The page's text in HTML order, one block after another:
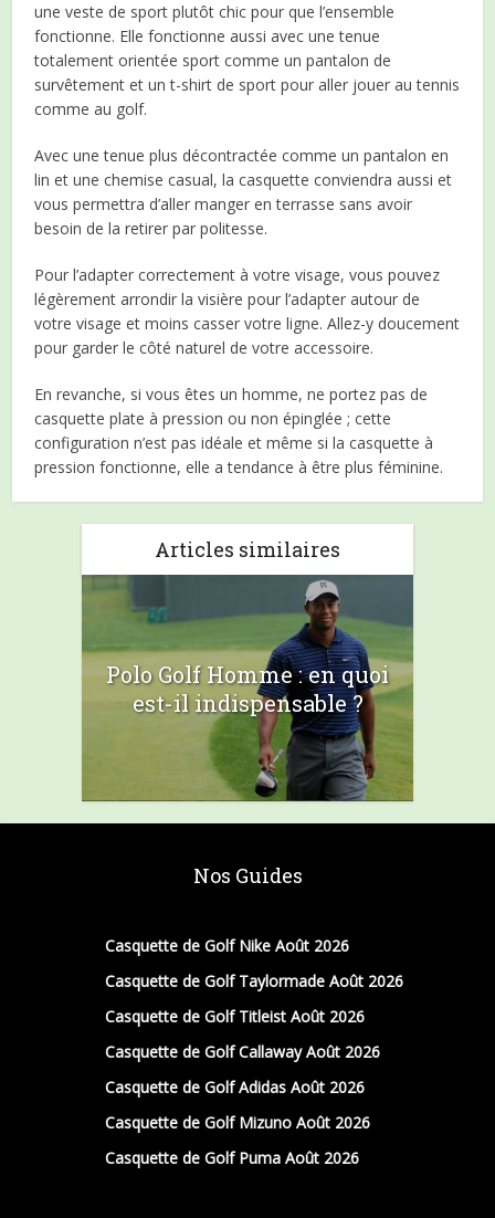
une veste de sport plutôt chic pour que l’ensemble
fonctionne. Elle fonctionne aussi avec une tenue
totalement orientée sport comme un pantalon de
survêtement et un t-shirt de sport pour aller jouer au tennis
comme au golf.
Avec une tenue plus décontractée comme un pantalon en
lin et une chemise casual, la casquette conviendra aussi et
vous permettra d’aller manger en terrasse sans avoir
besoin de la retirer par politesse.
Pour l’adapter correctement à votre visage, vous pouvez
légèrement arrondir la visière pour l’adapter autour de
votre visage et moins casser votre ligne. Allez-y doucement
pour garder le côté naturel de votre accessoire.
En revanche, si vous êtes un homme, ne portez pas de
casquette plate à pression ou non épinglée ; cette
configuration n’est pas idéale et même si la casquette à
pression fonctionne, elle a tendance à être plus féminine.
Articles similaires
Polo Golf Homme : en quoi
est-il indispensable ?
Nos Guides
Casquette de Golf Nike Août 2026
Casquette de Golf Taylormade Août 2026
Casquette de Golf Titleist Août 2026
Casquette de Golf Callaway Août 2026
Casquette de Golf Adidas Août 2026
Casquette de Golf Mizuno Août 2026
Casquette de Golf Puma Août 2026